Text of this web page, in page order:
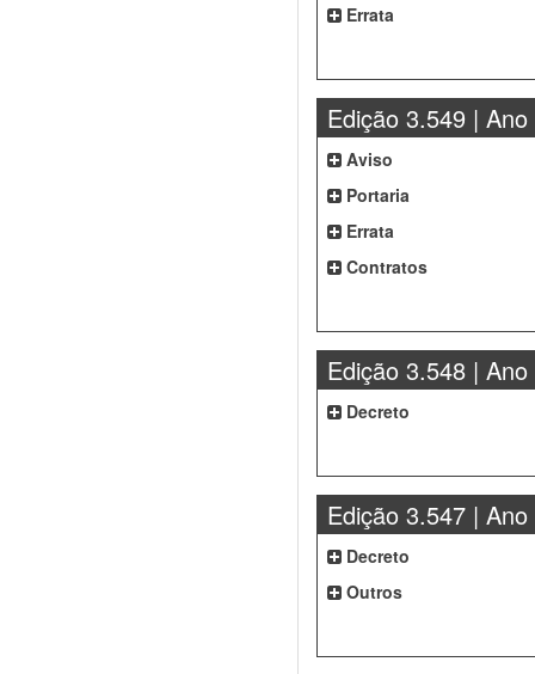
Errata
Edição 3.549 | Ano
Aviso
Portaria
Errata
Contratos
Edição 3.548 | Ano
Decreto
Edição 3.547 | Ano
Decreto
Outros